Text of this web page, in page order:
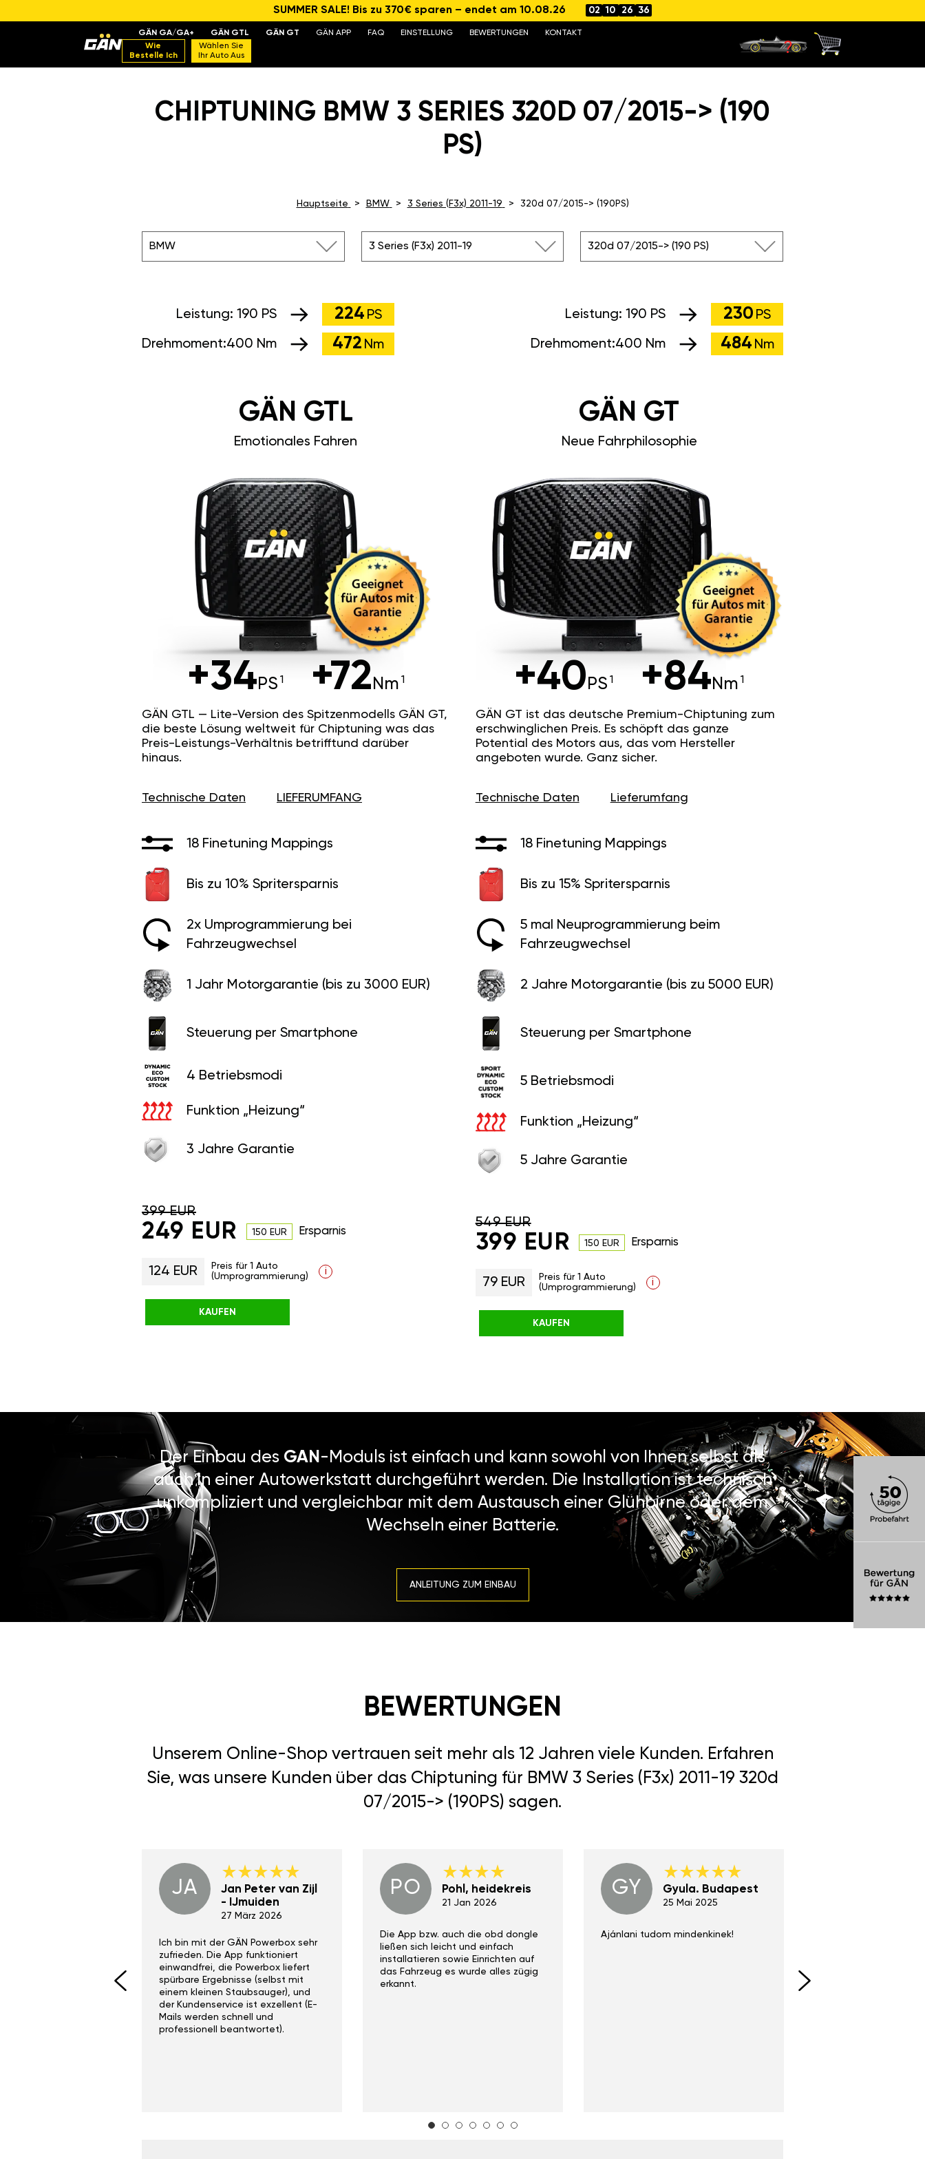
SUMMER SALE! Bis zu 370€ sparen – endet am 10.08.26 02 10 26 35
GÄN GA/GA+ GÄN GTL GÄN GT GÄN APP FAQ EINSTELLUNG BEWERTUNGEN
KONTAKT
Wie
Bestelle Ich
Wählen Sie
Ihr Auto Aus
CHIPTUNING BMW 3 SERIES 320D 07/2015-> (190
PS)
Hauptseite BMW 3 Series (F3x) 2011-19 320d 07/2015-> (190PS)
BMW 3 Series (F3x) 2011-19 320d 07/2015-> (190 PS)
Leistung: 190 PS 230 PS
Drehmoment:400 Nm 484 Nm
Leistung: 190 PS 224 PS
Drehmoment:400 Nm 472 Nm
GÄN GT
Neue Fahrphilosophie
+40 PS +84 Nm
GÄN GT ist das deutsche Premium-Chiptuning zum
erschwinglichen Preis. Es schöpft das ganze
Potential des Motors aus, das vom Hersteller
angeboten wurde. Ganz sicher.
Technische Daten Lieferumfang
18 Finetuning Mappings
Bis zu 15% Spritersparnis
5 mal Neuprogrammierung beim
Fahrzeugwechsel
2 Jahre Motorgarantie (bis zu 5000 EUR)
Steuerung per Smartphone
5 Betriebsmodi
Funktion „Heizung“
5 Jahre Garantie
549 EUR
399 EUR 150 EUR Ersparnis
79 EUR
Preis für 1 Auto
(Umprogrammierung)
i
KAUFEN
GÄN GTL
Emotionales Fahren
+34 PS +72 Nm
GÄN GTL — Lite-Version des Spitzenmodells GÄN GT,
die beste Lösung weltweit für Chiptuning was das
Preis-Leistungs-Verhältnis betrifftund darüber
hinaus.
Technische Daten LIEFERUMFANG
18 Finetuning Mappings
Bis zu 10% Spritersparnis
2x Umprogrammierung bei
Fahrzeugwechsel
1 Jahr Motorgarantie (bis zu 3000 EUR)
Steuerung per Smartphone
4 Betriebsmodi
Funktion „Heizung“
3 Jahre Garantie
399 EUR
249 EUR 150 EUR Ersparnis
124 EUR
Preis für 1 Auto
(Umprogrammierung)
i
KAUFEN
Der Einbau des GAN -Moduls ist einfach und kann sowohl von Ihnen selbst als
auch in einer Autowerkstatt durchgeführt werden. Die Installation ist technisch
unkompliziert und vergleichbar mit dem Austausch einer Glühbirne oder dem
Wechseln einer Batterie.
ANLEITUNG ZUM EINBAU
BEWERTUNGEN
Unserem Online-Shop vertrauen seit mehr als 12 Jahren viele Kunden. Erfahren
Sie, was unsere Kunden über das Chiptuning für BMW 3 Series (F3x) 2011-19 320d
07/2015-> (190PS) sagen.
JA
Jan Peter van Zijl
- IJmuiden
27 März 2026
Ich bin mit der GÄN Powerbox sehr
zufrieden. Die App funktioniert
einwandfrei, die Powerbox liefert
spürbare Ergebnisse (selbst mit
einem kleinen Staubsauger), und
der Kundenservice ist exzellent (E-
Mails werden schnell und
professionell beantwortet).
PO Pohl, heidekreis
21 Jan 2026
Die App bzw. auch die obd dongle
ließen sich leicht und einfach
installatieren sowie Einrichten auf
das Fahrzeug es wurde alles zügig
erkannt.
GY Gyula. Budapest
25 Mai 2025
Ajánlani tudom mindenkinek!